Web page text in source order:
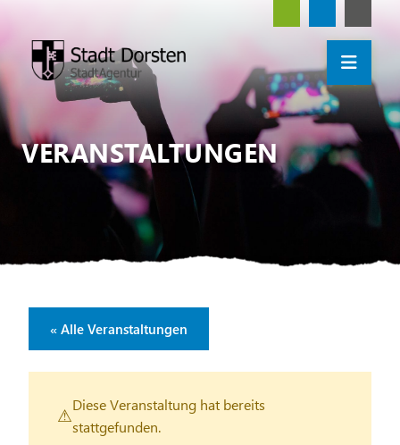
VERANSTALTUNGEN
« Alle Veranstaltungen
Diese Veranstaltung hat bereits
stattgefunden.